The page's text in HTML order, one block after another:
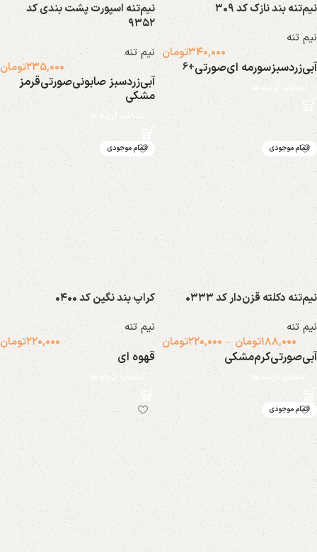
نیم‌تنه بند نازک کد ۳۰۹
نیم تنه
۳۴۰,۰۰۰تومان
آبیزردسبزسورمه ایصورتی+6
انتخاب گزینه ها
نیم‌تنه اسپورت پشت بندی کد
۹۳۵۲
نیم تنه
۲۳۵,۰۰۰تومان
آبیزردسبز صابونیصورتیقرمز
مشکی
انتخاب گزینه ها
اتمام موجودی
نیم‌تنه دکلته قزن‌دار کد ۰۳۳۳
نیم تنه
۲۲۰,۰۰۰تومان – ۱۸۸,۰۰۰تومان
آبیصورتیکرممشکی
انتخاب گزینه ها
اتمام موجودی
کراپ بند نگین کد ۰۴۰۰
نیم تنه
۲۲۰,۰۰۰تومان
قهوه ای
انتخاب گزینه ها
اتمام موجودی